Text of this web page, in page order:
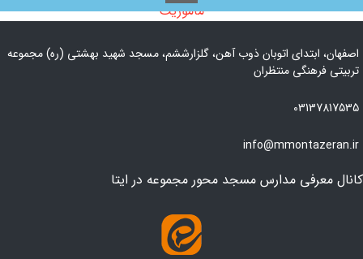
ماموریت
اصفهان، ابتدای اتوبان ذوب آهن، گلزارششم، مسجد شهید بهشتی (ره) مجموعه
تربیتی فرهنگی منتظران
03137817535
info@mmontazeran.ir
کانال معرفی مدارس مسجد محور مجموعه در ایتا